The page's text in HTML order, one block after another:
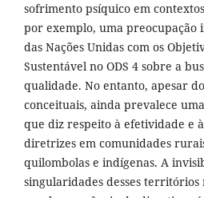
sofrimento psíquico em
por exemplo, uma preocupação
das Nações Unidas com os
Sustentável no ODS 4 sobre a
qualidade. No entanto, apesar
conceituais, ainda prevalece
que diz respeito à efetividade e
diretrizes em comunidades
quilombolas e indígenas. A
singularidades desses territórios